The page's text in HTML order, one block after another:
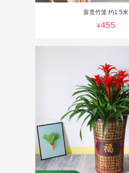
富贵竹笼 约1.5米
¥455